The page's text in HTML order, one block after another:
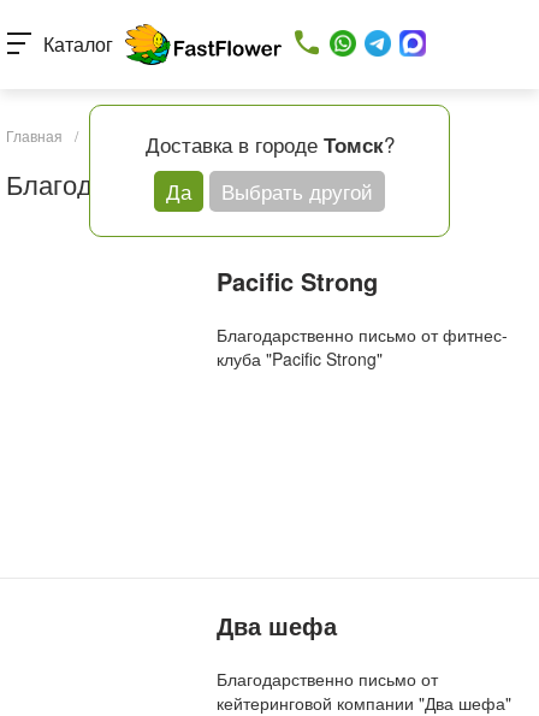
Доставка в городе Томск?
Да
Выбрать другой
Каталог
Главная / О компании Благодарственные письма
Благодарственные письма
Pacific Strong
Благодарственно письмо от фитнес-
клуба "Pacific Strong"
Два шефа
Благодарственно письмо от
кейтеринговой компании "Два шефа"